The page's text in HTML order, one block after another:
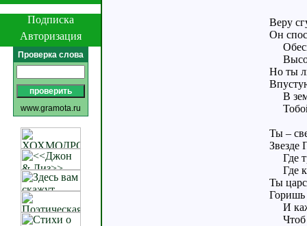
Подписка
Авторизация
Проверка слова
www.gramota.ru
Веру
Он
Но ты
В
Ты –
Звезде
Где
Где
Ты
Горишь
И
Чтоб